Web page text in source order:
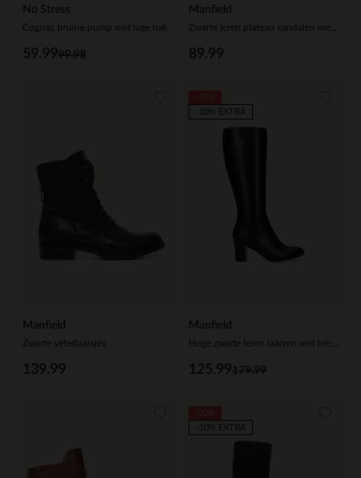
No Stress
Cognac bruine pump met lage hak
99.98
59.99
Manfield
89.99
Manfield
Zwarte veterlaarsjes
139.99
Manfield
179.99
125.99
-10% EXTRA
-10% EXTRA